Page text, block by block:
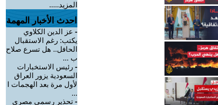
المزيد.....
احدث الأخبار المهمة
- عز الدين الكلاوي
يكتب: رغم الاستقبال
الحافل.. هل تسرع صلاح
ب ...
- رئيس الاستخبارات
السعودية يزور العراق
لأول مرة بعد الهجمات ا
...
- تحذير رسمي مصري